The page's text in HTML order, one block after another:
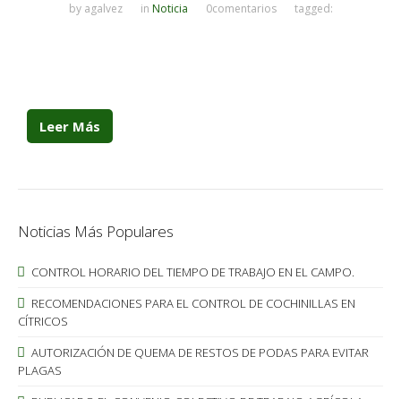
by agalvez in Noticia 0comentarios tagged:
Leer Más
Noticias Más Populares
CONTROL HORARIO DEL TIEMPO DE TRABAJO EN EL CAMPO.
RECOMENDACIONES PARA EL CONTROL DE COCHINILLAS EN
CÍTRICOS
AUTORIZACIÓN DE QUEMA DE RESTOS DE PODAS PARA EVITAR
PLAGAS